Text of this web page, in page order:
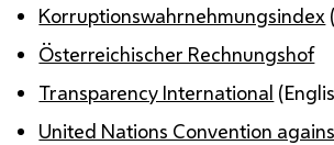
Korruptionswahrnehmungsindex
Österreichischer Rechnungshof
Transparency International
United Nations Convention